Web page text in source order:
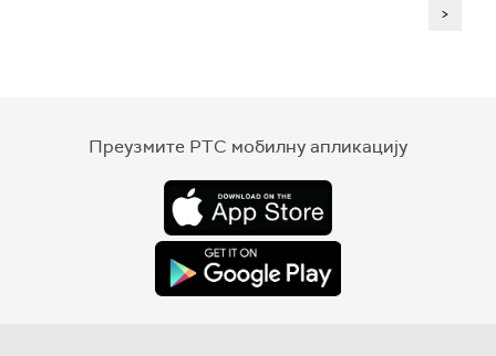
>
Преузмите РТС мобилну апликацију